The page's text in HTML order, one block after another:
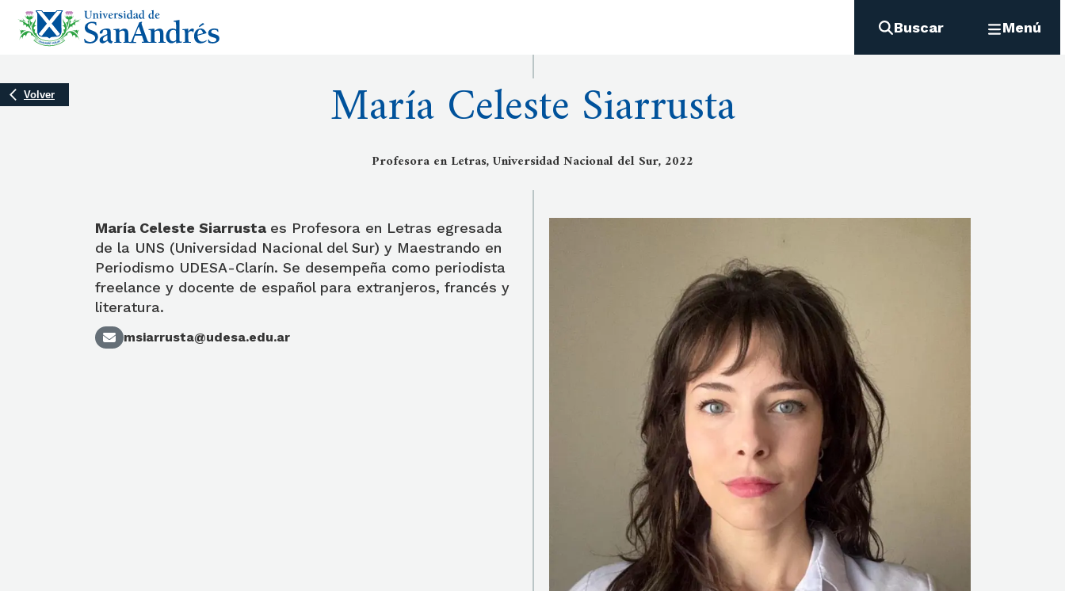
Buscar Menú
Volver María Celeste Siarrusta
Profesora en Letras, Universidad Nacional del Sur, 2022
María Celeste Siarrusta es Profesora en Letras egresada
de la UNS (Universidad Nacional del Sur) y Maestrando en
Periodismo UDESA-Clarín. Se desempeña como periodista
freelance y docente de español para extranjeros, francés y
literatura.
msiarrusta@udesa.edu.ar